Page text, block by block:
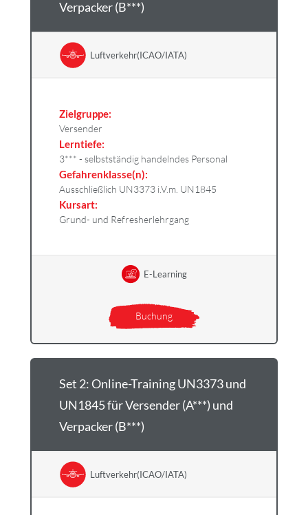
Verpacker (B***)
Luftverkehr(ICAO/IATA)
Zielgruppe:
Versender
Lerntiefe:
3*** - selbstständig handelndes Personal
Gefahrenklasse(n):
Ausschließlich UN3373 i.V.m. UN1845
Kursart:
Grund- und Refresherlehrgang
Buchung
E-Learning
Set 2: Online-Training UN3373 und
UN1845 für Versender (A***) und
Verpacker (B***)
Luftverkehr(ICAO/IATA)